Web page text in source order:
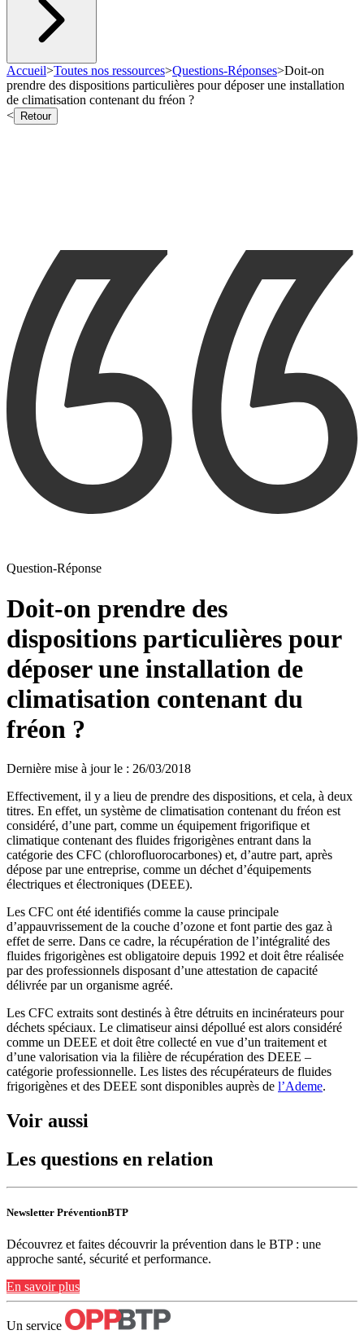
Accueil>Toutes nos ressources>Questions-Réponses>Doit-on
prendre des dispositions particulières pour déposer une installation
de climatisation contenant du fréon ?
<
Retour
Question-Réponse
Doit-on prendre des
dispositions particulières pour
déposer une installation de
climatisation contenant du
fréon ?
Dernière mise à jour le : 26/03/2018
Effectivement, il y a lieu de prendre des dispositions, et cela, à deux
titres. En effet, un système de climatisation contenant du fréon est
considéré, d’une part, comme un équipement frigorifique et
climatique contenant des fluides frigorigènes entrant dans la
catégorie des CFC (chlorofluorocarbones) et, d’autre part, après
dépose par une entreprise, comme un déchet d’équipements
électriques et électroniques (DEEE).
Les CFC ont été identifiés comme la cause principale
d’appauvrissement de la couche d’ozone et font partie des gaz à
effet de serre. Dans ce cadre, la récupération de l’intégralité des
fluides frigorigènes est obligatoire depuis 1992 et doit être réalisée
par des professionnels disposant d’une attestation de capacité
délivrée par un organisme agréé.
Les CFC extraits sont destinés à être détruits en incinérateurs pour
déchets spéciaux. Le climatiseur ainsi dépollué est alors considéré
comme un DEEE et doit être collecté en vue d’un traitement et
d’une valorisation via la filière de récupération des DEEE –
catégorie professionnelle. Les listes des récupérateurs de fluides
frigorigènes et des DEEE sont disponibles auprès de l’Ademe.
Voir aussi
Les questions en relation
Newsletter PréventionBTP
Découvrez et faites découvrir la prévention dans le BTP : une
approche santé, sécurité et performance.
En savoir plus
Un service